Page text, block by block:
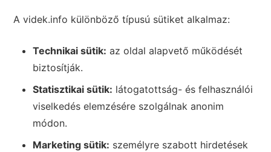
A videk.info különböző típusú sütiket alkalmaz:
Technikai sütik: az oldal alapvető működését
biztosítják.
Statisztikai sütik: látogatottság- és felhasználói
viselkedés elemzésére szolgálnak anonim
módon.
Marketing sütik: személyre szabott hirdetések